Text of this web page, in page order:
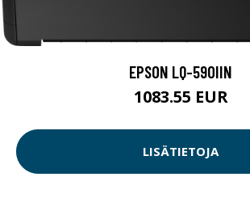
EPSON LQ-590IIN
1083.55 EUR
LISÄTIETOJA